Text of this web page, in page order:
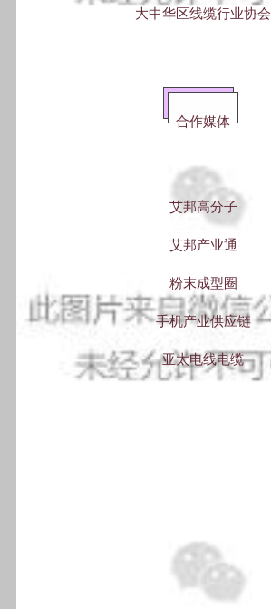
大中华区线缆行业协会
合作媒体
艾邦高分子
艾邦产业通
粉末成型圈
手机产业供应链
亚太电线电缆